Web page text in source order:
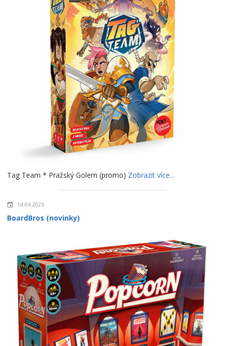
Tag Team * Pražský Golem (promo) Zobrazit více...
14.04.2026
BoardBros (novinky)